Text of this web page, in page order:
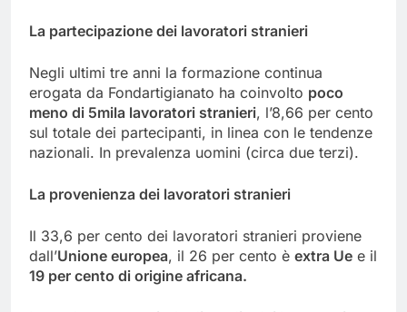
La partecipazione dei lavoratori stranieri
Negli ultimi tre anni la formazione continua
erogata da Fondartigianato ha coinvolto poco
meno di 5mila lavoratori stranieri, l’8,66 per cento
sul totale dei partecipanti, in linea con le tendenze
nazionali. In prevalenza uomini (circa due terzi).
La provenienza dei lavoratori stranieri
Il 33,6 per cento dei lavoratori stranieri proviene
dall’Unione europea, il 26 per cento è extra Ue e il
19 per cento di origine africana.